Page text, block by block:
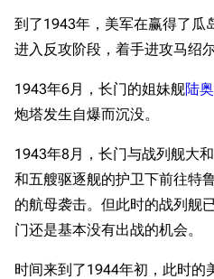
到了1943年，美军在赢得了瓜
进入反攻阶段，着手进攻马绍
1943年6月，长门的姐妹舰陆奥
炮塔发生自爆而沉没。
1943年8月，长门与战列舰大
和五艘驱逐舰的护卫下前往特
的航母袭击。但此时的战列舰
门还是基本没有出战的机会。
时间来到了1944年初，此时的